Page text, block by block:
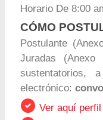
Horario De 8:00
CÓMO
Postulante
Juradas
sustentatorios,
electrónico:
Ver aquí